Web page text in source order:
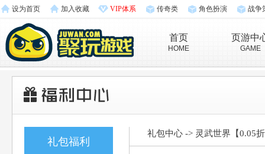
设为首页 加入收藏 VIP体系 传奇类 角色扮演 战争
首页
HOME
页游中
GAME
礼包福利
礼包中心 -> 灵武世界【0.05